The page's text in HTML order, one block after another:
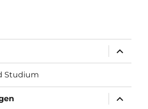
anzeigen
Studium
anzeigen